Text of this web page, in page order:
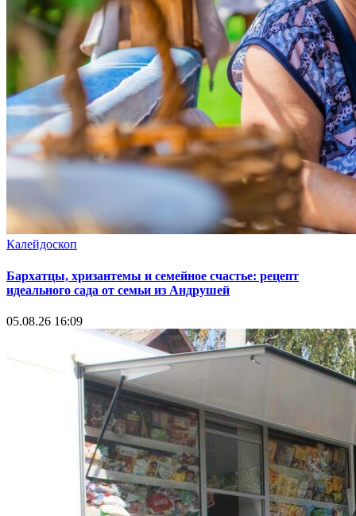
Калейдоскоп
Бархатцы, хризантемы и семейное счастье: рецепт
идеального сада от семьи из Андрушей
05.08.26 16:09